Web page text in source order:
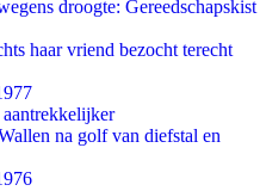
droogte: Gereedschapskist
haar vriend bezocht terecht
na golf van diefstal en